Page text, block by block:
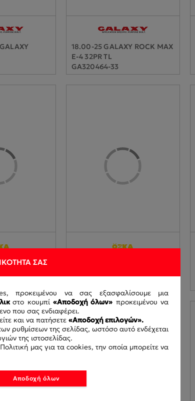
18.00-25 GALAXY ROCK MAX
E-4 32PR TL
GA320464-33
KNK74
ΣΑΣ
προκειμένου να σας εξασφαλίσουμε μια
στο κουμπί «Αποδοχή όλων» προκειμένου να
που σας ενδιαφέρει.
και να πατήσετε «Αποδοχή επιλογών».
ρυθμίσεων της σελίδας, ωστόσο αυτό ενδέχεται
της ιστοσελίδας.
μας για τα cookies, την οποία μπορείτε να
Αποδοχή όλων